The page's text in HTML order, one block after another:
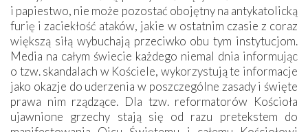
i papiestwo, nie może pozostać obojętny na ­antykatolicką
furię i zaciekłość ataków, jakie w ostatnim czasie z coraz
większą siłą wybuchają przeciwko obu tym instytucjom.
Media na całym świecie każdego niemal dnia informując
o tzw. skandalach w Kościele, wykorzystują te informacje
jako okazje do uderzenia w poszczególne zasady i święte
prawa nim rządzące. Dla tzw. reformatorów Kościoła
ujawnione grzechy stają się od razu pretekstem do